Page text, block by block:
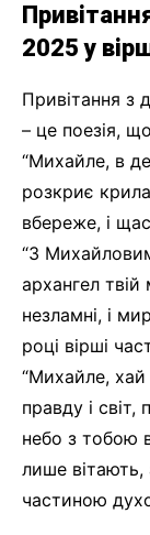
2025 у
Привітання з
– це поезія,
“Михайле, в
розкриє
вбереже, і
“З
архангел твій
незламні, і
році вірші
“Михайле, хай
правду і
небо з тобою
лише вітають,
частиною